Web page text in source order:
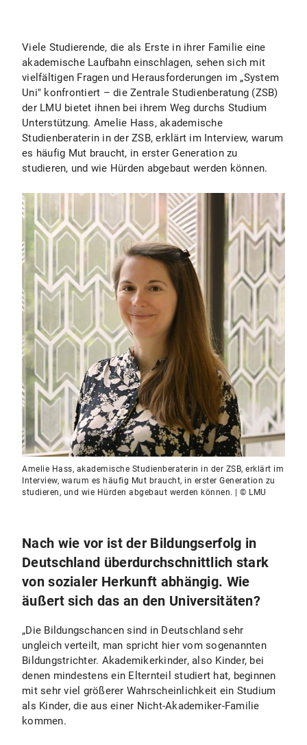
Viele Studierende, die als Erste in ihrer Familie eine
akademische Laufbahn einschlagen, sehen sich mit
vielfältigen Fragen und Herausforderungen im „System
Uni" konfrontiert – die Zentrale Studienberatung (ZSB)
der LMU bietet ihnen bei ihrem Weg durchs Studium
Unterstützung. Amelie Hass, akademische
Studienberaterin in der ZSB, erklärt im Interview, warum
es häufig Mut braucht, in erster Generation zu
studieren, und wie Hürden abgebaut werden können.
Amelie Hass, akademische Studienberaterin in der ZSB, erklärt im
Interview, warum es häufig Mut braucht, in erster Generation zu
studieren, und wie Hürden abgebaut werden können. | © LMU
Nach wie vor ist der Bildungserfolg in
Deutschland überdurchschnittlich stark
von sozialer Herkunft abhängig. Wie
äußert sich das an den Universitäten?
„Die Bildungschancen sind in Deutschland sehr
ungleich verteilt, man spricht hier vom sogenannten
Bildungstrichter. Akademikerkinder, also Kinder, bei
denen mindestens ein Elternteil studiert hat, beginnen
mit sehr viel größerer Wahrscheinlichkeit ein Studium
als Kinder, die aus einer Nicht-Akademiker-Familie
kommen.